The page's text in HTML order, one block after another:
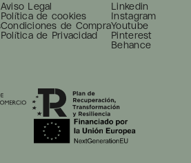
Aviso Legal
Política de cookies
Condiciones de Compra
Política de Privacidad
Linkedin
Instagram
Youtube
Pinterest
Behance